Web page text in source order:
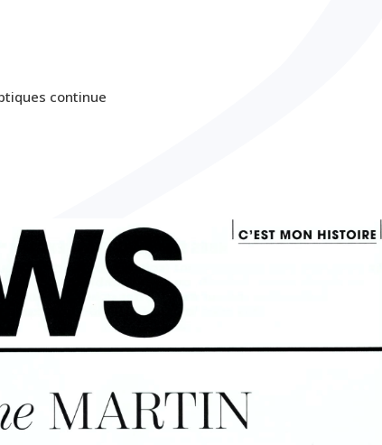
continue